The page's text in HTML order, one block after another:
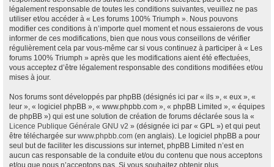
légalement responsable de toutes les conditions suivantes, veuillez ne pas
utiliser et/ou accéder à « Les forums 100% Triumph ». Nous pouvons
modifier ces conditions à n’importe quel moment et nous essaierons de vous
informer de ces modifications, bien que nous vous conseillons de vérifier
régulièrement cela par vous-même car si vous continuez à participer à « Les
forums 100% Triumph » après que les modifications aient été effectuées,
vous acceptez d’être légalement responsable des conditions modifiées et/ou
mises à jour.
Nos forums sont développés par phpBB (désignés ici par « ils », « eux », «
leur », « logiciel phpBB », « www.phpbb.com », « phpBB Limited », « équipes
de phpBB ») qui est une solution de création de forums déclarée sous la «
Licence Publique Générale GNU v2 » (désignée ici par « GPL ») et qui peut
être téléchargée sur www.phpbb.com (en anglais). Le logiciel phpBB a pour
seul but de faciliter les discussions sur internet, phpBB Limited n’est en
aucun cas responsable de la conduite et/ou du contenu que nous acceptons
et/ou que nous n’acceptons pas. Si vous souhaitez obtenir plus